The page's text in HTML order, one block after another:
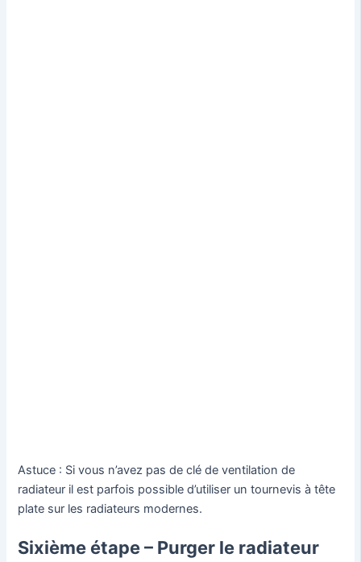
Astuce : Si vous n’avez pas de clé de ventilation de
radiateur il est parfois possible d’utiliser un tournevis à tête
plate sur les radiateurs modernes.
Sixième étape – Purger le radiateur